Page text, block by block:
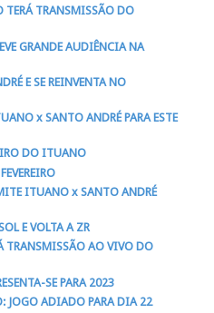
TERÁ TRANSMISSÃO DO
GRANDE AUDIÊNCIA NA
E SE REINVENTA NO
x SANTO ANDRÉ PARA ESTE
DO ITUANO
ITUANO x SANTO ANDRÉ
E VOLTA A ZR
TRANSMISSÃO AO VIVO DO
SE PARA 2023
JOGO ADIADO PARA DIA 22